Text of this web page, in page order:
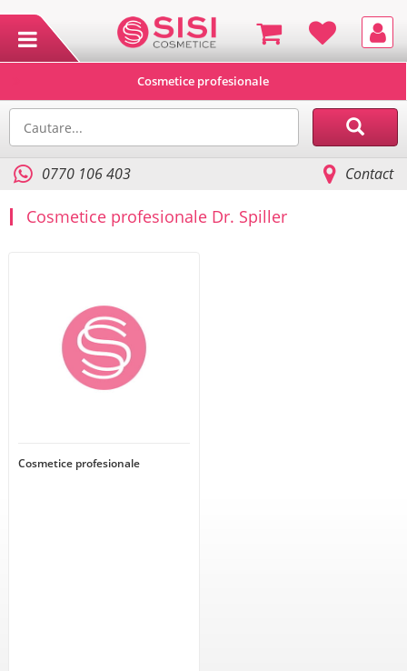
Cosmetice profesionale
0770 106 403 Contact
Cosmetice profesionale Dr. Spiller
Cosmetice profesionale